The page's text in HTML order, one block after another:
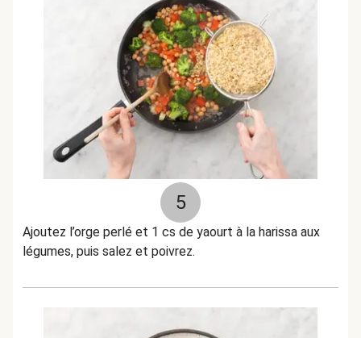
5
Ajoutez l’orge perlé et 1 cs de yaourt à la harissa aux
légumes, puis salez et poivrez.